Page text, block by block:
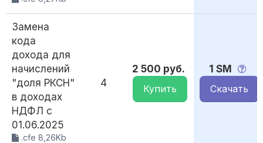
Замена
кода
дохода для
начислений
"доля РКСН"
в доходах
НДФЛ с
01.06.2025
.cfe 8,26Kb
4
2 500 руб.
Купить
1 SM
Скачать